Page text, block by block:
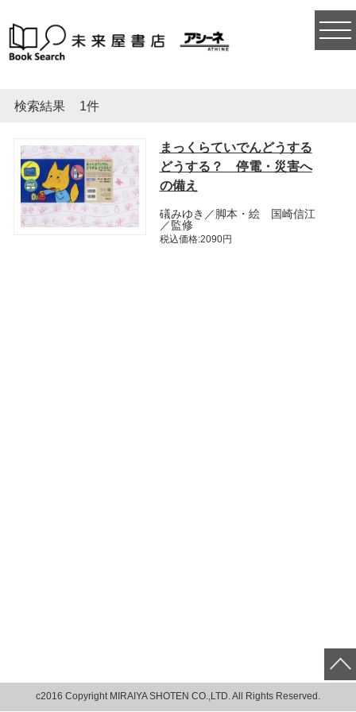
検索結果 1件
まっくらていでんどうする
どうする？ 停電・災害へ
の備え
礒みゆき／脚本・絵 国崎信江
／監修
税込価格:2090円
c2016 Copyright MIRAIYA SHOTEN CO.,LTD. All Rights Reserved.